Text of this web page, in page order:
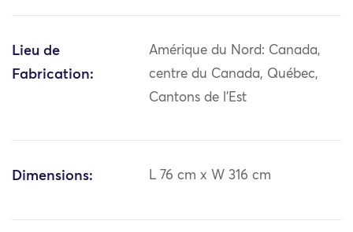
Lieu de
Fabrication:
Amérique du Nord: Canada,
centre du Canada, Québec,
Cantons de l'Est
Dimensions: L 76 cm x W 316 cm